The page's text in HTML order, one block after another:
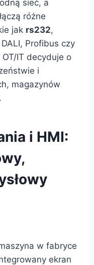
sieć, a
łączą różne
jak rs232,
DALI, Profibus czy
IT decyduje o
i
magazynów
i HMI:
w fabryce
ekran